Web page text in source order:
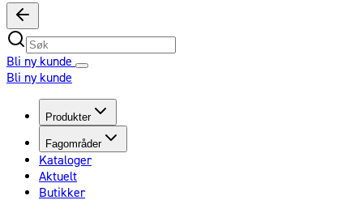
Bli ny kunde
Bli ny kunde
Produkter
Fagområder
Kataloger
Aktuelt
Butikker